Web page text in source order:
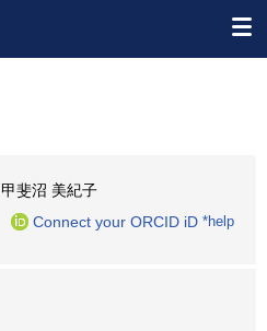
甲斐沼 美紀子
Connect your ORCID iD *help